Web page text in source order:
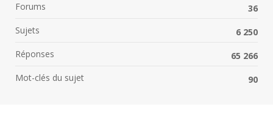
Forums
36
Sujets
6 250
Réponses
65 266
Mot-clés du sujet
90